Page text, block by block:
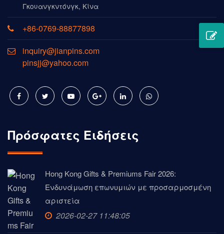
Γκουανγκντόνγκ, Κίνα
+86-0769-88877898
inquiry@jianpins.com
pinsjj@yahoo.com
Πρόσφατες Ειδήσεις
Hong Kong Gifts & Premiums Fair 2026:
Ενδυνάμωση επωνυμιών με προσαρμοσμένη
αριστεία
2026-02-27 11:48:05